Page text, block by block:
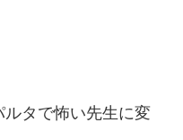
タで怖い先生に変